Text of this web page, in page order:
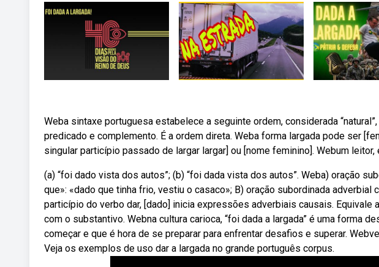
Weba sintaxe portuguesa estabelece a seguinte ordem, considerada
predicado e complemento. É a ordem direta. Weba forma largada pode ser
singular particípio passado de largar largar] ou [nome feminino]. Webum
(a) “foi dado vista dos autos”; (b) “foi dada vista dos autos”. Weba) oração
que»: «dado que tinha frio, vestiu o casaco»; B) oração subordinada adverbial
particípio do verbo dar, [dado] inicia expressões adverbiais causais. Equivale
com o substantivo. Webna cultura carioca, “foi dada a largada” é uma forma
começar e que é hora de se preparar para enfrentar desafios e superar.
Veja os exemplos de uso dar a largada no grande português corpus.